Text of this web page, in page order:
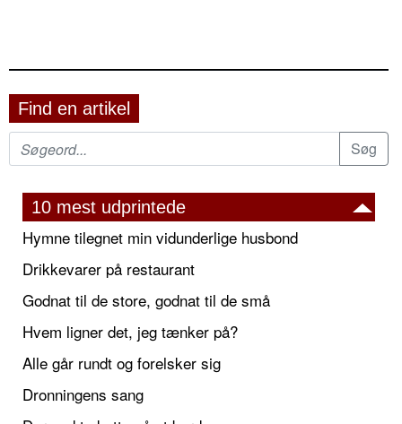
Find en artikel
10 mest udprintede
Hymne tilegnet min vidunderlige husbond
Drikkevarer på restaurant
Godnat til de store, godnat til de små
Hvem ligner det, jeg tænker på?
Alle går rundt og forelsker sig
Dronningens sang